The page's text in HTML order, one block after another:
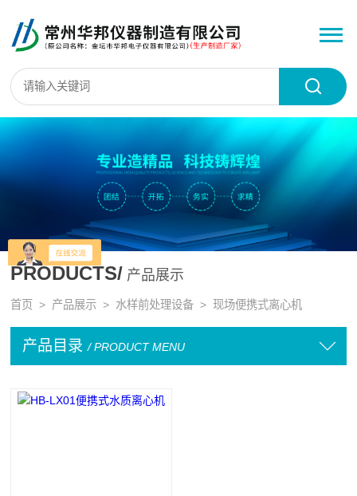
PRODUCTS/ 产品展示
首页 > 产品展示 > 水样前处理设备 > 现场便携式离心机
产品目录 / PRODUCT MENU